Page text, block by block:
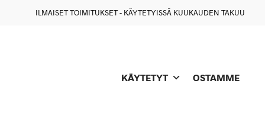
ILMAISET TOIMITUKSET - KÄYTETYISSÄ KUUKAUDEN TAKUU
KÄYTETYT OSTAMME